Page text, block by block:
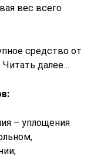
вес всего
средство от
Читать далее…
– уплощения